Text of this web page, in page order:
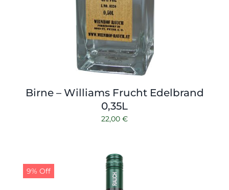
Birne – Williams Frucht Edelbrand
0,35L
22,00 €
9% Off